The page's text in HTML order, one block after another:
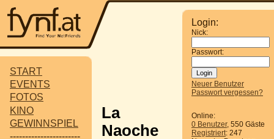
START
EVENTS
FOTOS
KINO
GEWINNSPIEL
-----------------------
Login:
Nick:
Passwort:
Neuer Benutzer
Passwort vergessen?
Online:
0 Benutzer, 550 Gäste
Registriert: 247
La
Naoche